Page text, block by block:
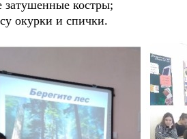
затушенные костры;
окурки и спички.